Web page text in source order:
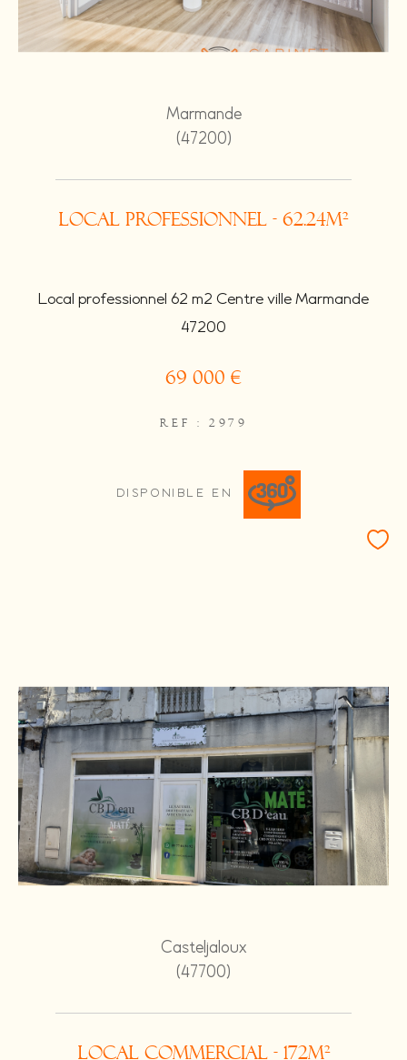
Marmande
(47200)
Local professionnel - 62.24m²
Local professionnel 62 m2 Centre ville Marmande
47200
69 000 €
REF : 2979
DISPONIBLE EN
Casteljaloux
(47700)
Local commercial - 172m²